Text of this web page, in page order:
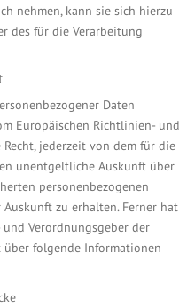
nehmen, kann sie sich hierzu
des für die Verarbeitung
Daten
Europäischen Richtlinien- und
jederzeit von dem für die
unentgeltliche Auskunft über
personenbezogenen
zu erhalten. Ferner hat
Verordnungsgeber der
über folgende Informationen